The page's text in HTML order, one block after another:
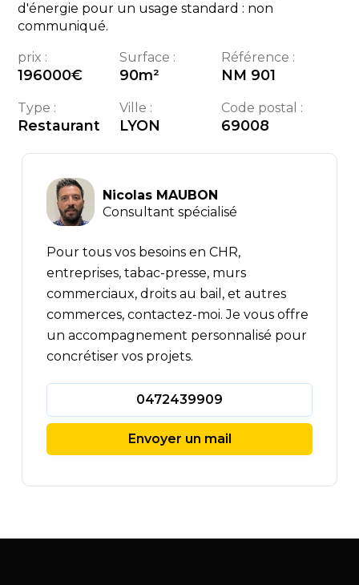
d'énergie pour un usage standard : non
communiqué.
prix :
196000€
Surface :
90m²
Référence :
NM 901
Type :
Restaurant
Ville :
LYON
Code postal :
69008
Nicolas MAUBON
Consultant spécialisé
Pour tous vos besoins en CHR,
entreprises, tabac-presse, murs
commerciaux, droits au bail, et autres
commerces, contactez-moi. Je vous offre
un accompagnement personnalisé pour
concrétiser vos projets.
0472439909
Envoyer un mail